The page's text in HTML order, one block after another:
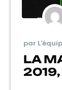
par
LA